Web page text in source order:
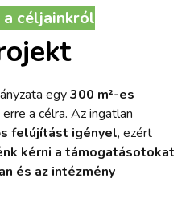
a céljainkról
egy300 m²-es
a célra. Az ingatlan
felújítást igényel, ezért
kérni a támogatásotokat
és az intézmény